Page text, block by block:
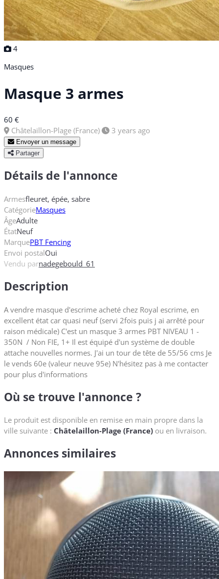
4
Masques
Masque 3 armes
60 €
Châtelaillon-Plage (France)
3 years ago
Envoyer un message
Partager
Détails de l'annonce
Armesfleuret, épée, sabre
CatégorieMasques
ÂgeAdulte
ÉtatNeuf
MarquePBT Fencing
Envoi postalOui
Vendu parnadegebould_61
Description
A vendre masque d'escrime acheté chez Royal escrime, en
excellent état car quasi neuf (servi 2fois puis j ai arrêté pour
raison médicale) C'est un masque 3 armes PBT NIVEAU 1 -
350N / Non FIE, 1+ Il est équipé d'un système de double
attache nouvelles normes. J'ai un tour de tête de 55/56 cms Je
le vends 60e (valeur neuve 95e) N'hésitez pas à me contacter
pour plus d'informations
Où se trouve l'annonce ?
Le produit est disponible en remise en main propre dans la
ville suivante : Châtelaillon-Plage (France) ou en livraison.
Annonces similaires